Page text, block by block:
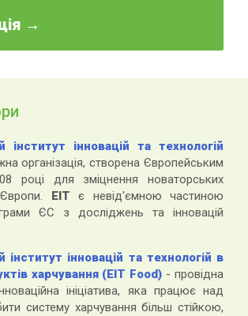
→
інститут інновацій та технологій
організація, створена Європейським
році для зміцнення новаторських
EIT є невід'ємною частиною
ЄС з досліджень та інновацій
інститут інновацій та технологій в
харчування (EIT Food) - провідна
ініціатива, яка працює над
систему харчування більш стійкою,